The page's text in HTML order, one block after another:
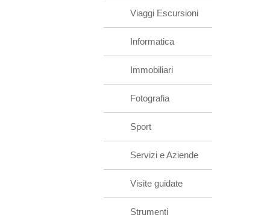
Viaggi Escursioni
Informatica
Immobiliari
Fotografia
Sport
Servizi e Aziende
Visite guidate
Strumenti